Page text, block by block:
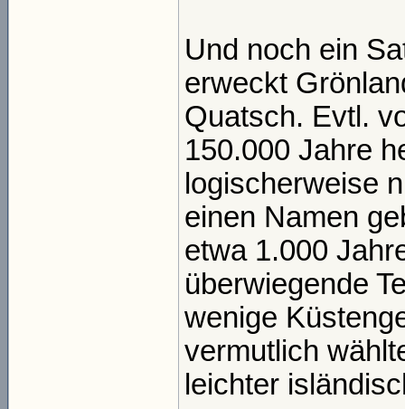
Und noch ein
erweckt
Quatsch. Evtl.
150.000 Jahre
logischerweise
einen Namen
etwa 1.000
überwiegende
wenige
vermutlich
leichter